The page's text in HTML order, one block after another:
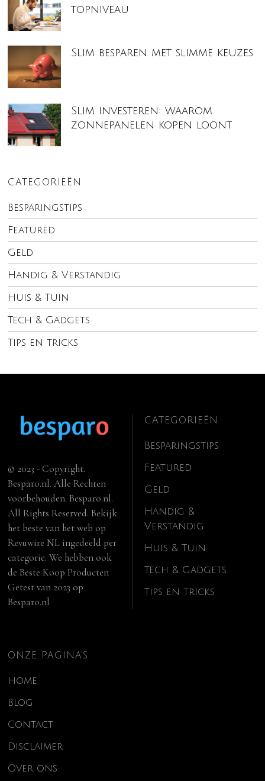
topniveau
Slim besparen met slimme keuzes
Slim investeren: waarom
zonnepanelen kopen loont
CATEGORIEËN
Besparingstips
Featured
Geld
Handig & Verstandig
Huis & Tuin
Tech & Gadgets
Tips en tricks
© 2023 - Copyright.
Besparo.nl. Alle Rechten
voorbehouden. Besparo.nl.
All Rights Reserved. Bekijk
het beste van het web op
Revuwire NL ingedeeld per
categorie. We hebben ook
deBeste Koop Producten
Getest van 2023 op
Besparo.nl
CATEGORIEËN
Besparingstips
Featured
Geld
Handig &
Verstandig
Huis & Tuin
Tech & Gadgets
Tips en tricks
ONZE PAGINA’S
Home
Blog
Contact
Disclaimer
Over ons